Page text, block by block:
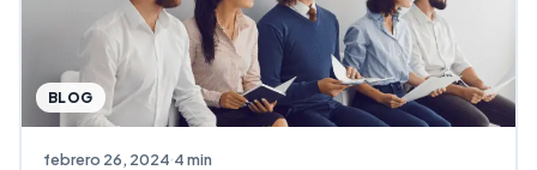
BLOG
febrero 26, 2024 4 min